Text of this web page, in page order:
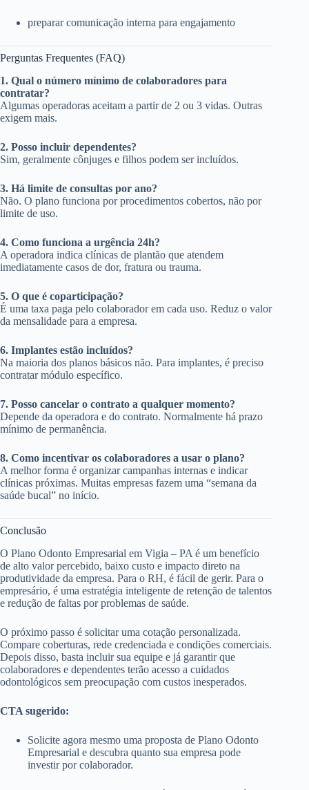
preparar comunicação interna para engajamento
Perguntas Frequentes (FAQ)
1. Qual o número mínimo de colaboradores para
contratar?
Algumas operadoras aceitam a partir de 2 ou 3 vidas. Outras
exigem mais.
2. Posso incluir dependentes?
Sim, geralmente cônjuges e filhos podem ser incluídos.
3. Há limite de consultas por ano?
Não. O plano funciona por procedimentos cobertos, não por
limite de uso.
4. Como funciona a urgência 24h?
A operadora indica clínicas de plantão que atendem
imediatamente casos de dor, fratura ou trauma.
5. O que é coparticipação?
É uma taxa paga pelo colaborador em cada uso. Reduz o valor
da mensalidade para a empresa.
6. Implantes estão incluídos?
Na maioria dos planos básicos não. Para implantes, é preciso
contratar módulo específico.
7. Posso cancelar o contrato a qualquer momento?
Depende da operadora e do contrato. Normalmente há prazo
mínimo de permanência.
8. Como incentivar os colaboradores a usar o plano?
A melhor forma é organizar campanhas internas e indicar
clínicas próximas. Muitas empresas fazem uma “semana da
saúde bucal” no início.
Conclusão
O Plano Odonto Empresarial em Vigia – PA é um benefício
de alto valor percebido, baixo custo e impacto direto na
produtividade da empresa. Para o RH, é fácil de gerir. Para o
empresário, é uma estratégia inteligente de retenção de talentos
e redução de faltas por problemas de saúde.
O próximo passo é solicitar uma cotação personalizada.
Compare coberturas, rede credenciada e condições comerciais.
Depois disso, basta incluir sua equipe e já garantir que
colaboradores e dependentes terão acesso a cuidados
odontológicos sem preocupação com custos inesperados.
CTA sugerido:
Solicite agora mesmo uma proposta de Plano Odonto
Empresarial e descubra quanto sua empresa pode
investir por colaborador.